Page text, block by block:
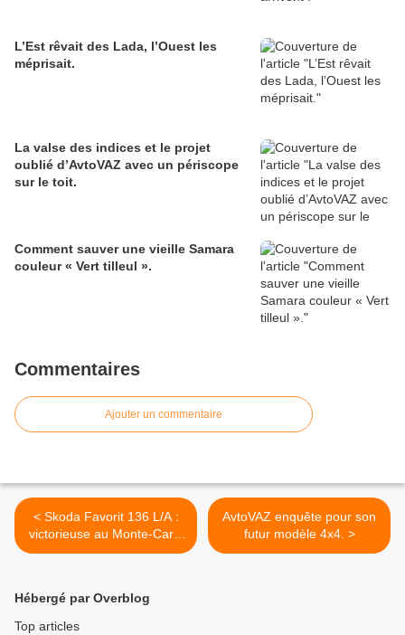
L’Est rêvait des Lada, l’Ouest les
méprisait.
La valse des indices et le projet
oublié d’AvtoVAZ avec un périscope
sur le toit.
Comment sauver une vieille Samara
couleur « Vert tilleul ».
Commentaires
Ajouter un commentaire
< Skoda Favorit 136 L/A :
victorieuse au Monte-Carlo
!
AvtoVAZ enquête pour son
futur modèle 4x4. >
Hébergé par Overblog
Top articles